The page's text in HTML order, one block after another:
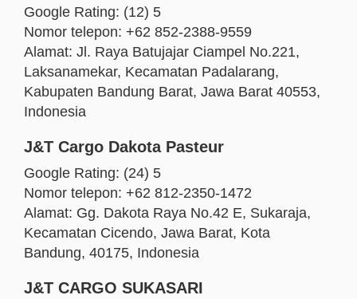
Google Rating: (12) 5
Nomor telepon: +62 852-2388-9559
Alamat: Jl. Raya Batujajar Ciampel No.221,
Laksanamekar, Kecamatan Padalarang,
Kabupaten Bandung Barat, Jawa Barat 40553,
Indonesia
J&T Cargo Dakota Pasteur
Google Rating: (24) 5
Nomor telepon: +62 812-2350-1472
Alamat: Gg. Dakota Raya No.42 E, Sukaraja,
Kecamatan Cicendo, Jawa Barat, Kota
Bandung, 40175, Indonesia
J&T CARGO SUKASARI